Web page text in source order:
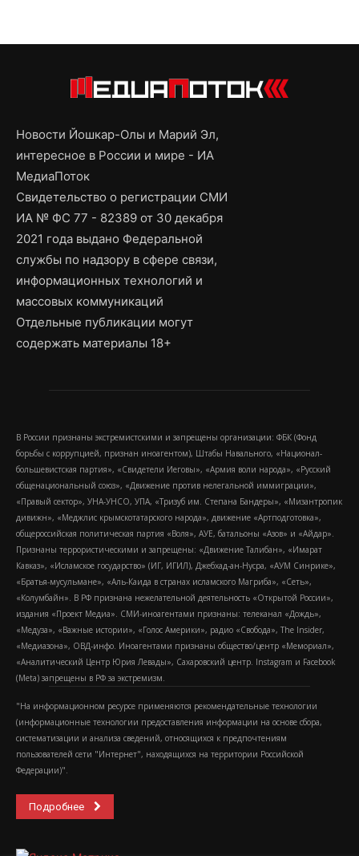
Новости Йошкар-Олы и Марий Эл,
интересное в России и мире - ИА
МедиаПоток
Свидетельство о регистрации СМИ
ИА № ФС 77 - 82389 от 30 декабря
2021 года выдано Федеральной
службы по надзору в сфере связи,
информационных технологий и
массовых коммуникаций
Отдельные публикации могут
содержать материалы 18+
В России признаны экстремистскими и запрещены организации: ФБК (Фонд
борьбы с коррупцией, признан иноагентом), Штабы Навального, «Национал-
большевистская партия», «Свидетели Иеговы», «Армия воли народа», «Русский
общенациональный союз», «Движение против нелегальной иммиграции»,
«Правый сектор», УНА-УНСО, УПА, «Тризуб им. Степана Бандеры», «Мизантропик
дивижн», «Меджлис крымскотатарского народа», движение «Артподготовка»,
общероссийская политическая партия «Воля», АУЕ, батальоны «Азов» и «Айдар».
Признаны террористическими и запрещены: «Движение Талибан», «Имарат
Кавказ», «Исламское государство» (ИГ, ИГИЛ), Джебхад-ан-Нусра, «АУМ Синрике»,
«Братья-мусульмане», «Аль-Каида в странах исламского Магриба», «Сеть»,
«Колумбайн». В РФ признана нежелательной деятельность «Открытой России»,
издания «Проект Медиа». СМИ-иноагентами признаны: телеканал «Дождь»,
«Медуза», «Важные истории», «Голос Америки», радио «Свобода», The Insider,
«Медиазона», ОВД-инфо. Иноагентами признаны общество/центр «Мемориал»,
«Аналитический Центр Юрия Левады», Сахаровский центр. Instagram и Facebook
(Metа) запрещены в РФ за экстремизм.
"На информационном ресурсе применяются рекомендательные технологии
(информационные технологии предоставления информации на основе сбора,
систематизации и анализа сведений, относящихся к предпочтениям
пользователей сети "Интернет", находящихся на территории Российской
Федерации)".
Подробнее